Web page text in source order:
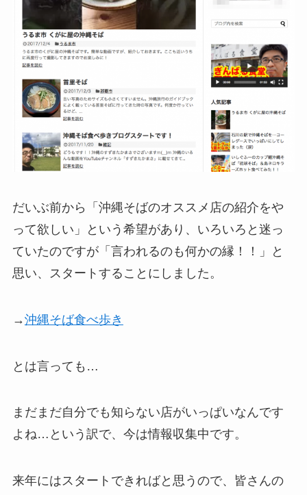
だいぶ前から「沖縄そばのオススメ店の紹介をや
って欲しい」という希望があり、いろいろと迷っ
ていたのですが「言われるのも何かの縁！！」と
思い、スタートすることにしました。
→沖縄そば食べ歩き
とは言っても…
まだまだ自分でも知らない店がいっぱいなんです
よね…という訳で、今は情報収集中です。
来年にはスタートできればと思うので、皆さんの